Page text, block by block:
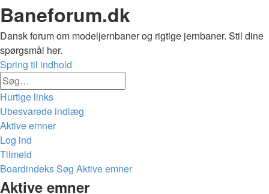
Baneforum.dk
Dansk forum om modeljernbaner og rigtige jernbaner. Stil dine
spørgsmål her.
Spring til indhold
Hurtige links
Ubesvarede indlæg
Aktive emner
Log ind
Tilmeld
BoardindeksSøg Aktive emner
Søg
Aktive emner